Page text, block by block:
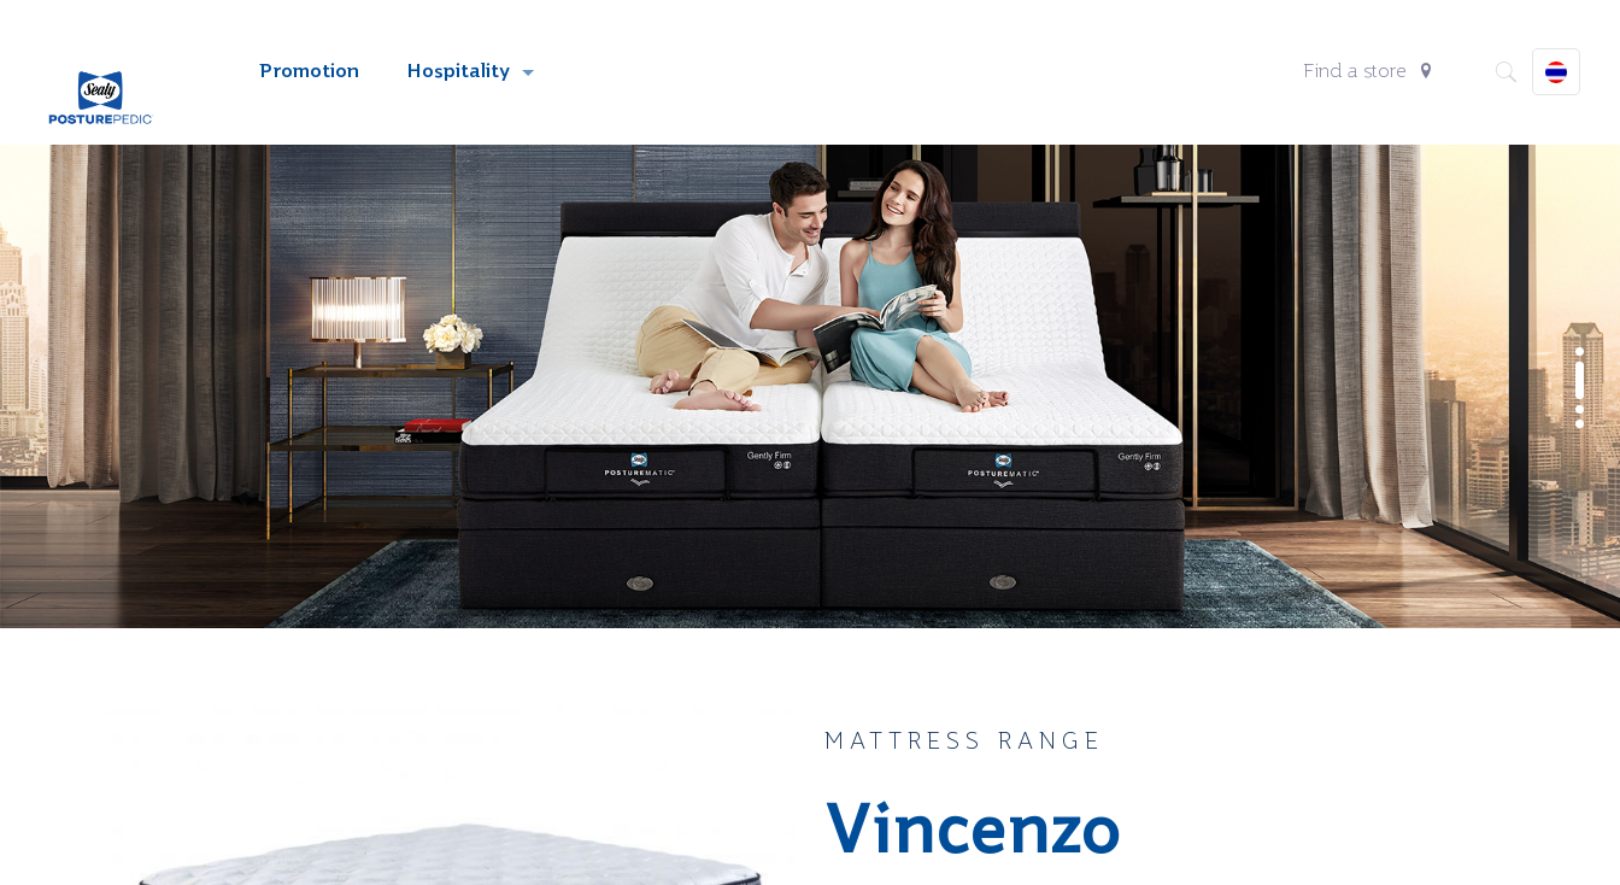
Promotion Hospitality Find a store
MATTRESS RANGE
Vincenzo